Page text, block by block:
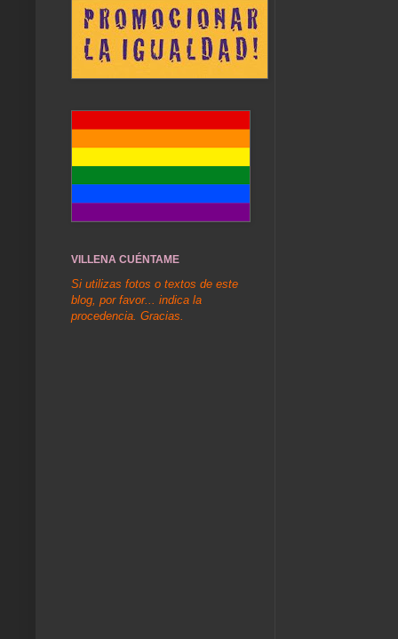
VILLENA CUÉNTAME
Si utilizas fotos o textos de este
blog, por favor... indica la
procedencia. Gracias.